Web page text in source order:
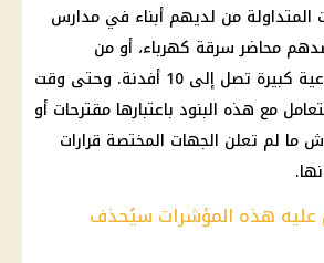
المتداولة من لديهم أبناء في مدارس
محاضرسرقة كهرباء، أو من
يمتلكون مساحات زراعية كبيرة تصل إلى 10 أفدنة. وحتى وقت
مع هذه البنود باعتبارها مقترحات أو
ما لم تعلن الجهات المختصة قرارات
هذه المؤشرات سيُحذف